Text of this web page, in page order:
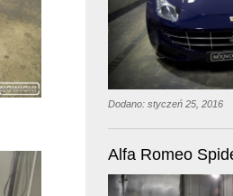
Dodano: styczeń 25, 2016
Alfa Romeo